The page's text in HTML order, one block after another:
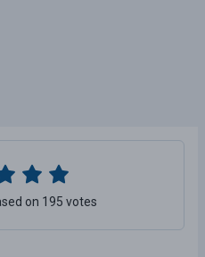
on 195 votes